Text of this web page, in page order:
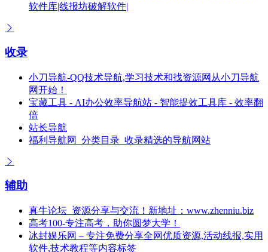
软件库|线报坊破解软件|
收录
小刀导航-QQ技术导航,学习技术和找资源网从小刀导航
网开始！
宝藏工具 - AI办公效率导航站 - 智能提效工具库 - 效率翻
倍
站长导航
福利导航网_分类目录_收录精选的导航网站
辅助
真牛论坛_资源分享与交流！新地址：www.zhenniu.biz
高考100-专注高考，助你圆梦大学！
冰封娱乐网 – 专注免费分享全网优质资源,活动线报,实用
软件,技术教程等内容标签